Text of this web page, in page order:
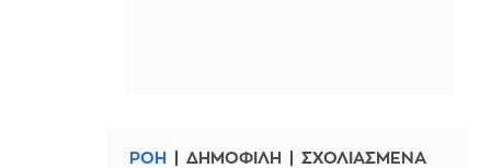
ΡΟΗ ΔΗΜΟΦΙΛΗ ΣΧΟΛΙΑΣΜΕΝΑ